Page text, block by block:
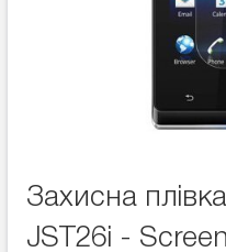
Захисна
JST26i -